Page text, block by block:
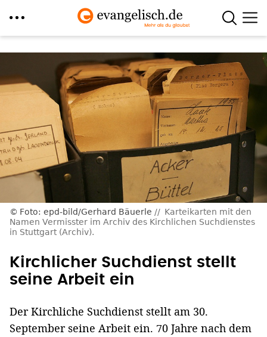
Inhalt
Foto: epd-bild/Gerhard Bäuerle
Karteikarten mit den
Namen Vermisster im Archiv des Kirchlichen Suchdienstes
in Stuttgart (Archiv).
Kirchlicher Suchdienst stellt
seine Arbeit ein
Der Kirchliche Suchdienst stellt am 30.
September seine Arbeit ein. 70 Jahre nach dem